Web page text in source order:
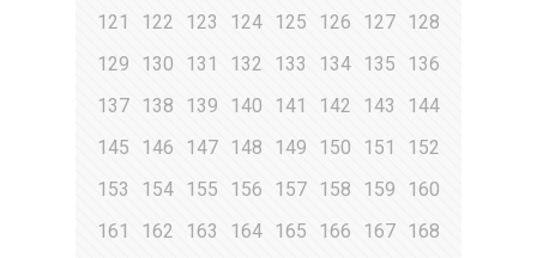
121
122 123 124 125 126 127 128
129
130 131 132 133 134 135
136
137 138 139 140 141 142 143
144
145
146 147 148 149 150 151
152
153
154 155 156 157 158 159
160
161
162 163 164 165 166 167 168